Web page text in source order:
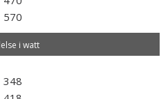
570
i watt
348